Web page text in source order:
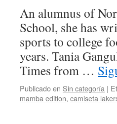
An alumnus of
School, she has
sports to college
years. Tania
Times from …
Publicado en Sin categoría |
mamba edition, camiseta